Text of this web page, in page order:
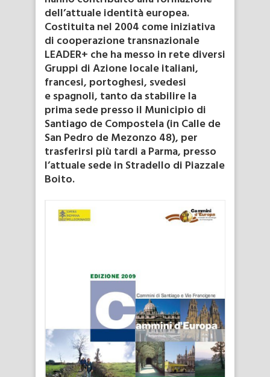
dell’attuale identità europea.
Costituita nel 2004 come iniziativa
di cooperazione transnazionale
LEADER+ che ha messo in rete diversi
Gruppi di Azione locale italiani,
francesi, portoghesi, svedesi
e spagnoli, tanto da stabilire la
prima sede presso il Municipio di
Santiago de Compostela (in Calle de
San Pedro de Mezonzo 48), per
trasferirsi più tardi a Parma, presso
l’attuale sede in Stradello di Piazzale
Boito.